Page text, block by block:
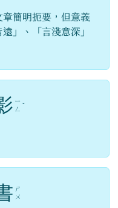
簡明扼要，但意義
」、「言淺意深」
ㄧ
ㄥ ˇ
ㄕ
ㄨ